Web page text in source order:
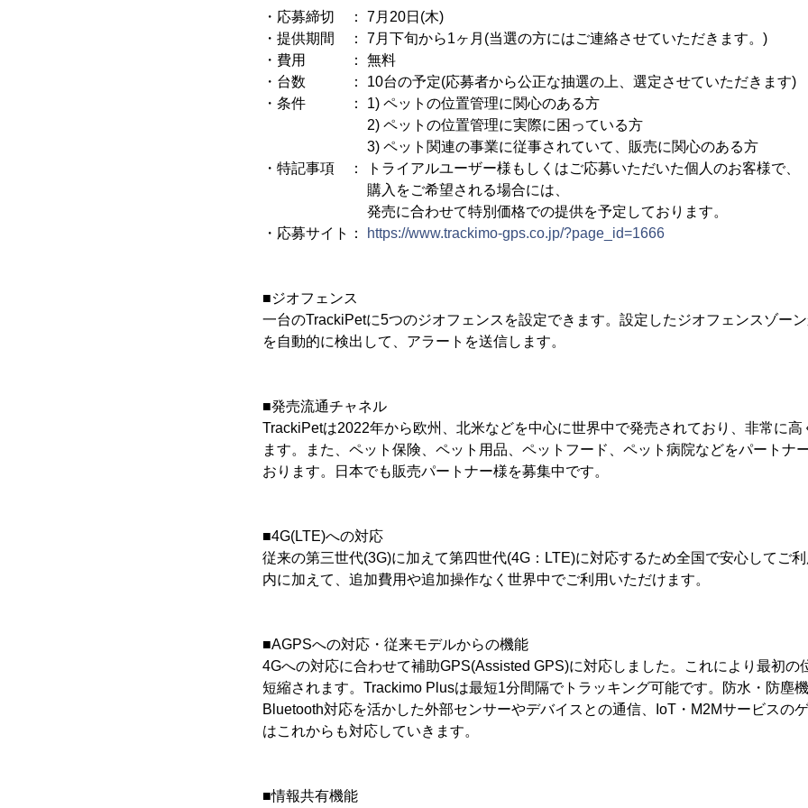
・応募締切 ： 7月20日(木)
・提供期間 ： 7月下旬から1ヶ月(当選の方にはご連絡させていただきます。)
・費用 ： 無料
・台数 ： 10台の予定(応募者から公正な抽選の上、選定させていただきます)
・条件 ： 1) ペットの位置管理に関心のある方
2) ペットの位置管理に実際に困っている方
3) ペット関連の事業に従事されていて、販売に関心のある方
・特記事項 ： トライアルユーザー様もしくはご応募いただいた個人のお客様で、
購入をご希望される場合には、
発売に合わせて特別価格での提供を予定しております。
・応募サイト：
https://www.trackimo-gps.co.jp/?page_id=1666
■ジオフェンス
一台のTrackiPetに5つのジオフェンスを設定できます。設定したジオフェンスゾー
を自動的に検出して、アラートを送信します。
■発売流通チャネル
TrackiPetは2022年から欧州、北米などを中心に世界中で発売されており、非常に高
ます。また、ペット保険、ペット用品、ペットフード、ペット病院などをパートナ
おります。日本でも販売パートナー様を募集中です。
■4G(LTE)への対応
従来の第三世代(3G)に加えて第四世代(4G：LTE)に対応するため全国で安心してご
内に加えて、追加費用や追加操作なく世界中でご利用いただけます。
■AGPSへの対応・従来モデルからの機能
4Gへの対応に合わせて補助GPS(Assisted GPS)に対応しました。これにより最初の
短縮されます。Trackimo Plusは最短1分間隔でトラッキング可能です。防水・防塵
Bluetooth対応を活かした外部センサーやデバイスとの通信、IoT・M2Mサービスの
はこれからも対応していきます。
■情報共有機能